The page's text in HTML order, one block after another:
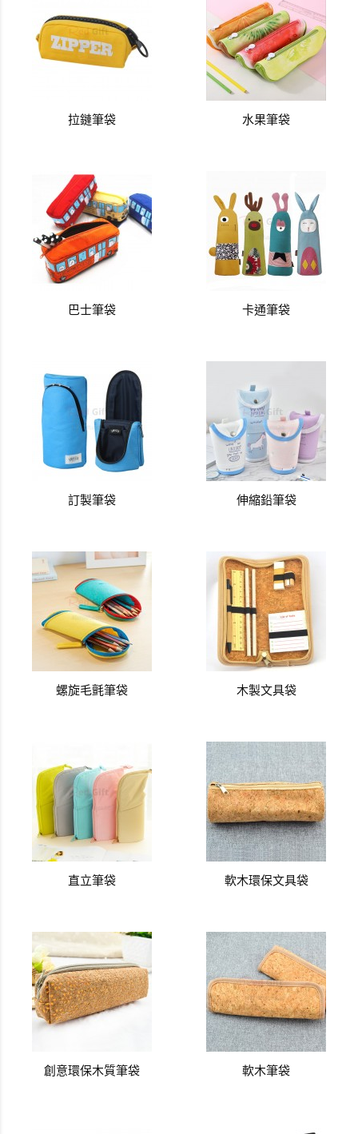
拉鏈筆袋 水果筆袋
巴士筆袋 卡通筆袋
訂製筆袋 伸縮鉛筆袋
螺旋毛氈筆袋 木製文具袋
直立筆袋 軟木環保文具袋
創意環保木質筆袋 軟木筆袋